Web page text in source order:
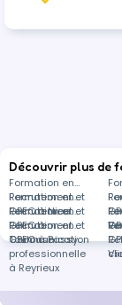
Découvrir plus de
Formation en
Recrutement et
GPEC à Nice
Formation en
Recrutement et
GPEC à
Toulouse
Formation en
Recrutement et
GPEC à Passy
Formation en
Communication
professionnelle
à Reyrieux